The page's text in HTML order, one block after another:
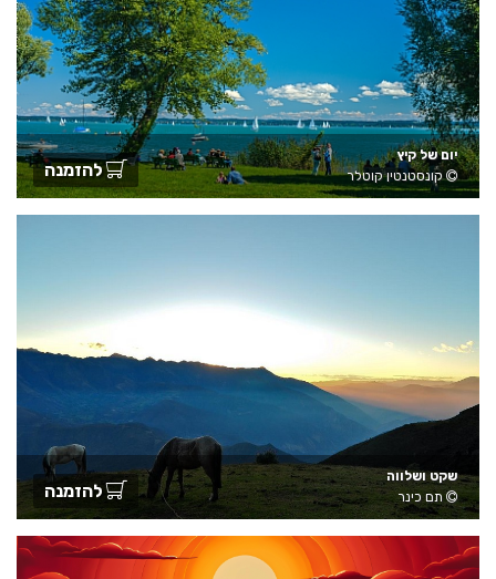
יום של קיץ
קונסטנטין קוטלר
להזמנה
שקט ושלווה
תם כינר
להזמנה